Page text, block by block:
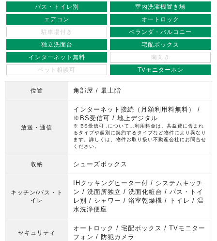
バス・トイレ別
室内洗濯機置き場
エアコン
オートロック
駐車場付き
ベランダ・バルコニー
独立洗面台
宅配ボックス
インターネット無料
南向き
ペット相談可
TVモニターホン
位置 角部屋 / 最上階
放送・通信
インターネット接続（月額利用料無料） /
※BS受信可 / 地上デジタル
※ BS受信可 ,について…利用料金は、共益費に含まれ
るタイプや個別に契約するタイプなど物件により異なり
ます。詳しくは、物件お取り扱い不動産会社にお問合せ
ください。
収納 シューズボックス
キッチン/バス・ト
イレ
IHクッキングヒーター付 / システムキッチ
ン / 洗面所独立 / 洗面化粧台 / バス・トイ
レ別 / シャワー / 浴室乾燥機 / トイレ / 温
水洗浄便座
セキュリティ
オートロック / 宅配ボックス / TVモニター
フォン / 防犯カメラ